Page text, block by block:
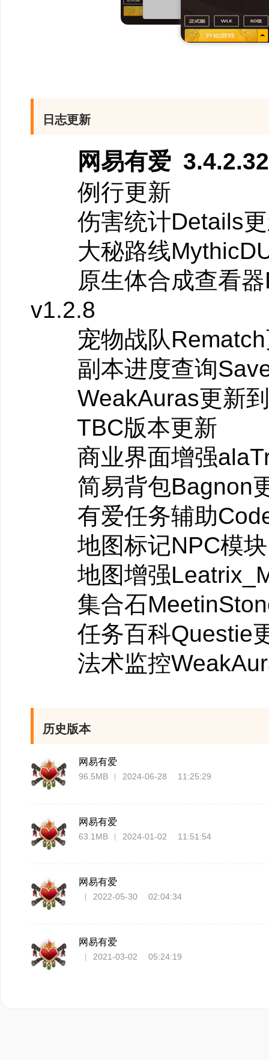
软件特色
完美支持
全面支持魔兽世界
强力整合
整合多款优秀单体
一键加载
无需重载界面即可
签到日历
全新客户端的签到
插件管理器
对自选单体插件也
日志更新
网易有爱
例行更新
伤害统计Details更
大秘路线
原生体合成查看器
v1.2.8
宠物战队Rematch
副本进度查询
WeakAuras更新到
TBC版本更新
商业界面增强
简易背包Bagnon
有爱任务辅助
地图标记NPC模块
地图增强
集合石
任务百科Questie
法术监控
历史版本
网易有爱
96.5MB 2024-06-28 11:25:29
网易有爱
63.1MB 2024-01-02 11:51:54
网易有爱
2022-05-30 02:04:34
网易有爱
2021-03-02 05:24:19